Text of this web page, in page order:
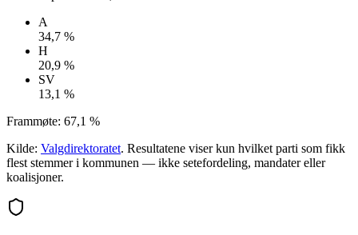
A
34,7 %
H
20,9 %
SV
13,1 %
Frammøte: 67,1 %
Kilde: Valgdirektoratet. Resultatene viser kun hvilket parti som fikk
flest stemmer i kommunen — ikke setefordeling, mandater eller
koalisjoner.